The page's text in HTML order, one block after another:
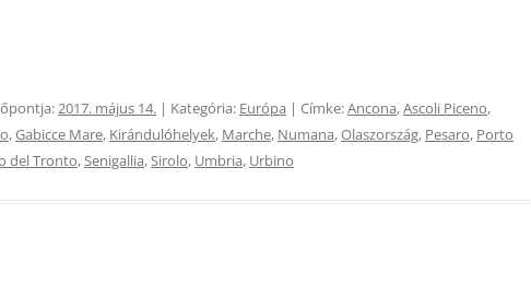
2017. május 14. | Kategória: Európa | Címke:Ancona,Ascoli Piceno,
,Gabicce Mare, Kirándulóhelyek, Marche, Numana,Olaszország, Pesaro, Porto
del Tronto,Senigallia,Sirolo, Umbria, Urbino